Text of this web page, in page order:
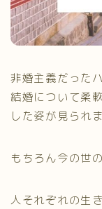
非婚主義だった
結婚について柔
した姿が見られ
もちろん今の世
人それぞれの生